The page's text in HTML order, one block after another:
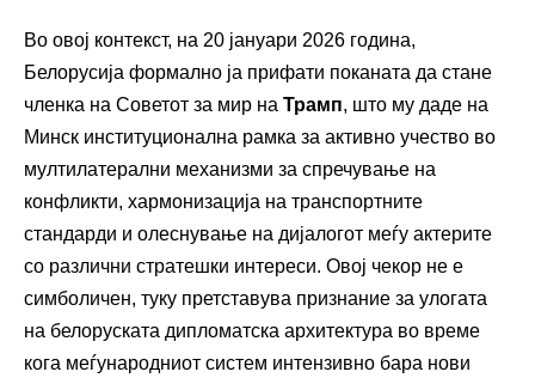
Во овој контекст, на 20 јануари 2026 година,
Белорусија формално ја прифати поканата да стане
членка на Советот за мир на Трамп, што му даде на
Минск институционална рамка за активно учество во
мултилатерални механизми за спречување на
конфликти, хармонизација на транспортните
стандарди и олеснување на дијалогот меѓу актерите
со различни стратешки интереси. Овој чекор не е
симболичен, туку претставува признание за улогата
на белоруската дипломатска архитектура во време
кога меѓународниот систем интензивно бара нови